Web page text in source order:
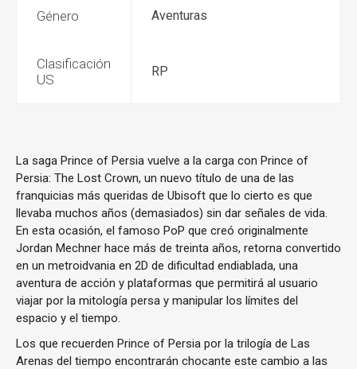
Género Aventuras
Clasificación
US
RP
La saga Prince of Persia vuelve a la carga con Prince of
Persia: The Lost Crown, un nuevo título de una de las
franquicias más queridas de Ubisoft que lo cierto es que
llevaba muchos años (demasiados) sin dar señales de vida.
En esta ocasión, el famoso PoP que creó originalmente
Jordan Mechner hace más de treinta años, retorna convertido
en un metroidvania en 2D de dificultad endiablada, una
aventura de acción y plataformas que permitirá al usuario
viajar por la mitología persa y manipular los límites del
espacio y el tiempo.
Los que recuerden Prince of Persia por la trilogía de Las
Arenas del tiempo encontrarán chocante este cambio a las